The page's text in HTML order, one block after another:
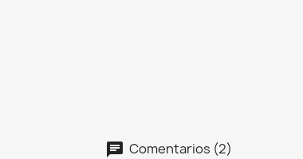
Comentarios (2)